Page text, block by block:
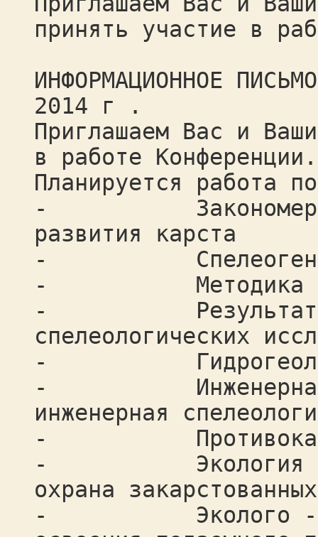
принять участие в
ИНФОРМАЦИОННОЕ
2014 г .
Приглашаем Вас и
в работе Конференции.
Планируется работа
-
развития карста
- Спелеогенез
- Методика
- Результаты
спелеологи­ческих
- Гидрогеология
- Инженерная
инженерная
-
- Экология
ох­рана
- Эколого -